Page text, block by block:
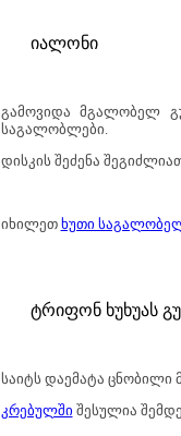
იალონი
გამოვიდა მგალობელ
საგალობლები.
დისკის შეძენა
იხილეთ ხუთი
ტრიფონ ხუხუას
საიტს დაემატა
კრებულში შესულია